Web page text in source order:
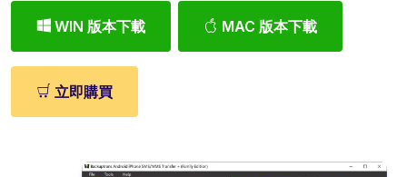
WIN 版本下載 MAC 版本下載
立即購買